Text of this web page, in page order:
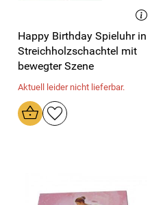
Happy Birthday Spieluhr in
Streichholzschachtel mit
bewegter Szene
Aktuell leider nicht lieferbar.